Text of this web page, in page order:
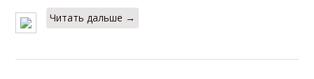
Читать дальше →